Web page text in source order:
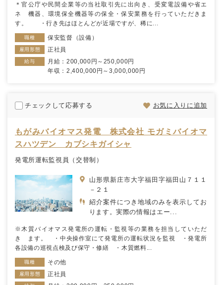
＊官公庁や民間企業等の当社取引先に出向き、受変電設備や省エ
ネ 機器、環境保全機器等の保全・保安業務を行っていただきま
す。 ・行き先はほとんどが近場ですが、稀に...
職種 保安監督（設備）
雇用形態 正社員
給与
月給：200,000円～250,000円
年収：2,400,000円～3,000,000円
チェックして応募する お気に入りに追加
もがみバイオマス発電 株式会社 モガミバイオマ
スハツデン カブシキガイシャ
発電所運転監視員（交替制）
山形県新庄市大字福田字福田山７１１
－２１
紹介案件につき地域のみを表示してお
ります。実際の情報はエー...
※木質バイオマス発電所の運転・監視等の業務を担当していただ
き ます。 ・中央操作室にて発電所の運転状況を監視 ・発電所
各設備の巡視点検及び保守・修繕 ・木質燃料...
職種 その他
雇用形態 正社員